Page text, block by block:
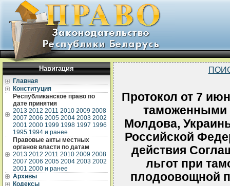
Навигация
Главная
Конституция
Республиканское право по
дате принятия
2013 2012 2011 2010 2009 2008
2007 2006 2005 2004 2003 2002
2001 2000 1999 1998 1997 1996
1995 1994 и ранее
Правовые акты местных
органов власти по датам
2013 2012 2011 2010 2009 2008
2007 2006 2005 2004 2003 2002
2001 2000 и ранее
Архивы
Кодексы
Протокол от 7
таможенными
Молдова,
Российской
действия
льгот при
плодоовощной